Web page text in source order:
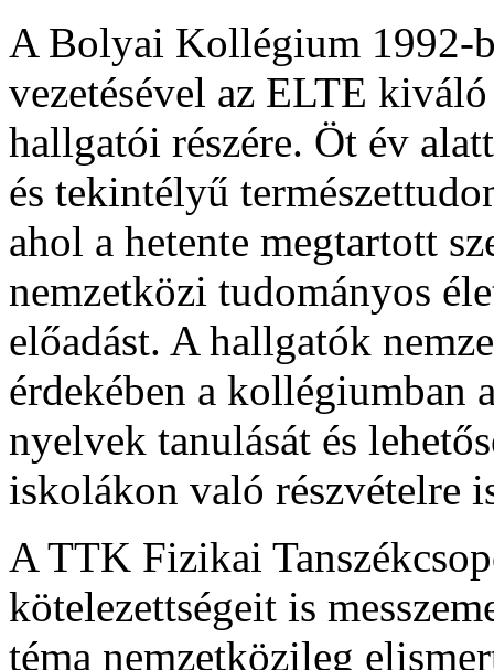
A Bolyai Kollégium 1992-
vezetésével az ELTE
hallgatói részére. Öt év
és tekintélyű
ahol a hetente megtartott
nemzetközi tudományos
előadást. A hallgatók
érdekében a kollégiumban
nyelvek tanulását és
iskolákon való részvételre
A TTK Fizikai
kötelezettségeit is
téma nemzetközileg